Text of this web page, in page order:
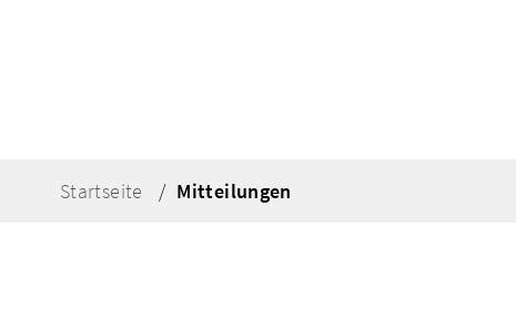
Startseite Mitteilungen